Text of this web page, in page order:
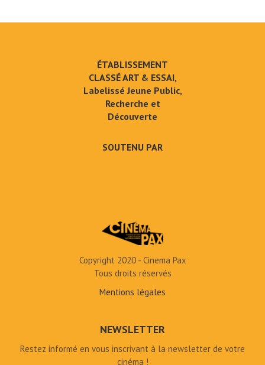
ÉTABLISSEMENT
CLASSÉ ART & ESSAI,
Labelissé Jeune Public,
Recherche et
Découverte
SOUTENU PAR
Copyright 2020 - Cinema Pax
Tous droits réservés
Mentions légales
NEWSLETTER
Restez informé en vous inscrivant à la newsletter de votre
cinéma !